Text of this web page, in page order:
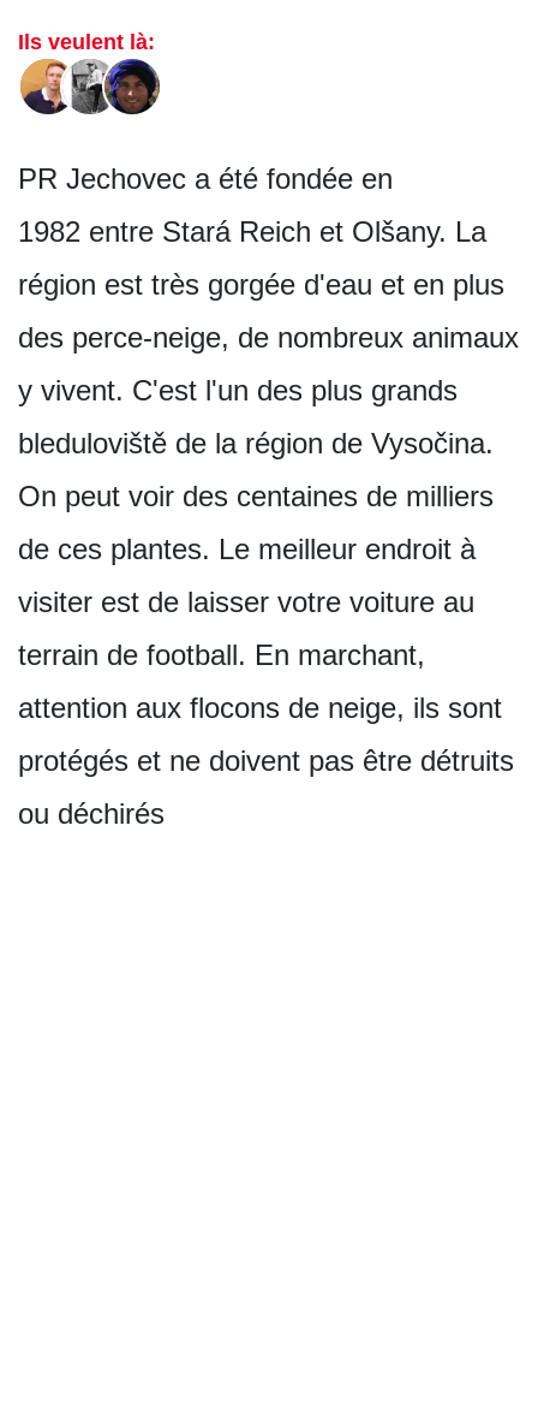
Ils veulent là:
PR Jechovec a été fondée en
1982 entre Stará Reich et Olšany. La
région est très gorgée d'eau et en plus
des perce-neige, de nombreux animaux
y vivent. C'est l'un des plus grands
bleduloviště de la région de Vysočina.
On peut voir des centaines de milliers
de ces plantes. Le meilleur endroit à
visiter est de laisser votre voiture au
terrain de football. En marchant,
attention aux flocons de neige, ils sont
protégés et ne doivent pas être détruits
ou déchirés